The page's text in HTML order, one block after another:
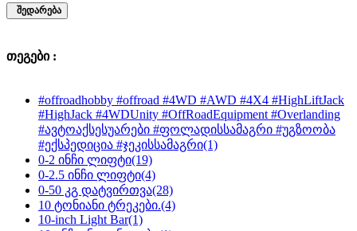
ᲨᲔᲓᲐᲠᲔᲑᲐ
თეგები :
#offroadhobby #offroad #4WD #AWD #4X4 #HighLiftJack
#HighJack #4WDUnity #OffRoadEquipment #Overlanding
#ავტოაქსესუარები #ფოლადისსამაგრი #უგზოობა
#ექსპედიცია #ჯეკისსამაგრი(1)
0-2 ინჩი ლიფტი(19)
0-2.5 ინჩი ლიფტი(4)
0-50 კგ დატვირთვა(28)
10 ტონიანი ტრეკები.(4)
10-inch Light Bar(1)